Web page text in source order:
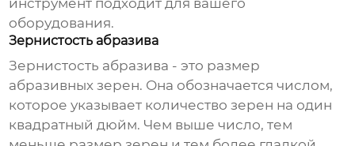
инструмент подходит для вашего
оборудования.
Зернистость абразива
Зернистость абразива - это размер
абразивных зерен. Она обозначается числом,
которое указывает количество зерен на один
квадратный дюйм. Чем выше число, тем